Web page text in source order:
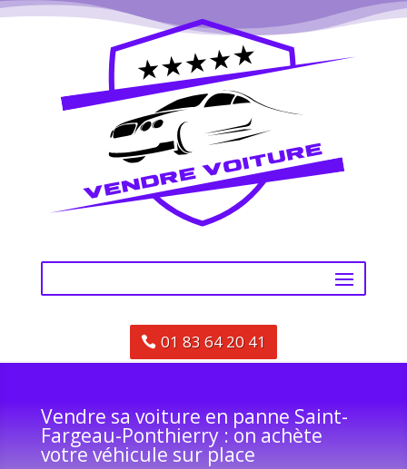
01 83 64 20 41
Vendre sa voiture en panne Saint-
Fargeau-Ponthierry : on achète
votre véhicule sur place